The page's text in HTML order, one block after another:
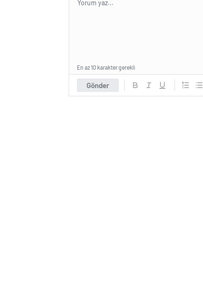
Gönder
En az 10 karakter gerekli